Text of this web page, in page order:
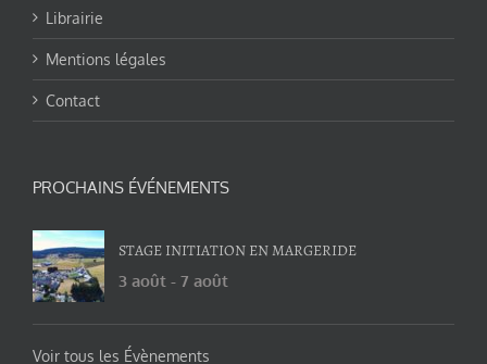
Librairie
Mentions légales
Contact
PROCHAINS ÉVÉNEMENTS
STAGE INITIATION EN MARGERIDE
3 août - 7 août
Voir tous les Évènements